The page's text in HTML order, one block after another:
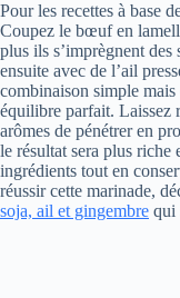
Pour les recettes à base
Coupez le bœuf en
plus ils s’imprègnent
ensuite avec de l’ail
combinaison simple
équilibre parfait. Laissez
arômes de pénétrer en
le résultat sera plus riche
ingrédients tout en
réussir cette marinade,
soja, ail et gingembre qui